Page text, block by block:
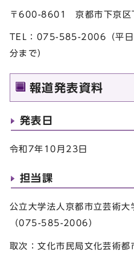
〒600-8601 京都市下京区
TEL：075-585-2006（平
分まで）
報道発表資料
発表日
令和7年10月23日
担当課
公立大学法人京都市立芸術
（075-585-2006）
取次：文化市民局文化芸術